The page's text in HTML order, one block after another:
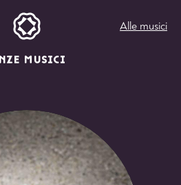
MUSICI
Alle musici